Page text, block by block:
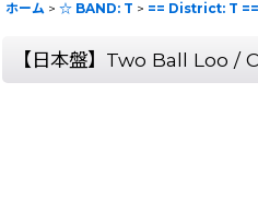
ホーム > ☆ BAND: T > == District: T ==
【日本盤】Two Ball Loo /